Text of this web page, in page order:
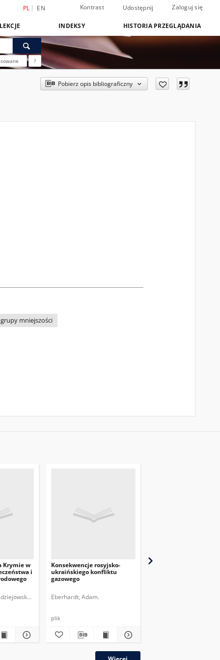
PL EN Kontrast Udostępnij Zaloguj się
INDEKSY HISTORIA PRZEGLĄDANIA
?
Pobierz opis bibliograficzny
grupy mniejszości
Krymie w
i
Maria. Terlikowski, Marcin.
Konsekwencje rosyjsko-
ukraińskiego konfliktu
gazowego
Eberhardt, Adam.
plik